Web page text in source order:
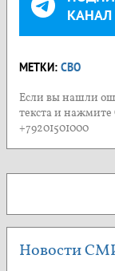
КАНАЛ
МЕТКИ: СВО
Если вы нашли
текста и
+79201501000
Новости